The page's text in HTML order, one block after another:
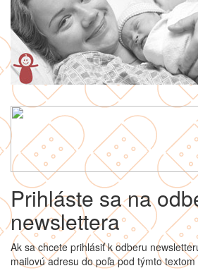
Prihláste sa na
newslettera
Ak sa chcete prihlásiť k odberu
mailovú adresu do poľa pod týmto